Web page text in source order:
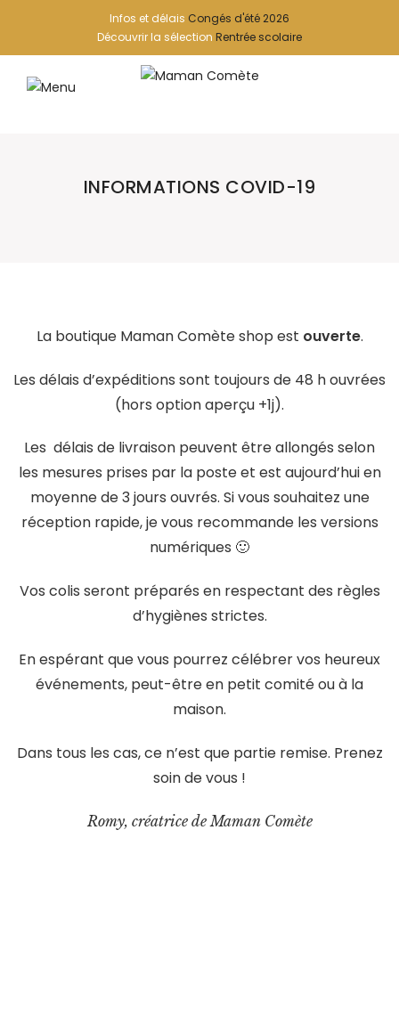
Infos et délais Congés d'été 2026
Découvrir la sélection Rentrée scolaire
INFORMATIONS COVID-19
La boutique Maman Comète shop est ouverte.
Les délais d’expéditions sont toujours de 48 h ouvrées
(hors option aperçu +1j).
Les délais de livraison peuvent être allongés selon
les mesures prises par la poste et est aujourd’hui en
moyenne de 3 jours ouvrés. Si vous souhaitez une
réception rapide, je vous recommande les versions
numériques 🙂
Vos colis seront préparés en respectant des règles
d’hygiènes strictes.
En espérant que vous pourrez célébrer vos heureux
événements, peut-être en petit comité ou à la
maison.
Dans tous les cas, ce n’est que partie remise. Prenez
soin de vous !
Romy, créatrice de Maman Comète